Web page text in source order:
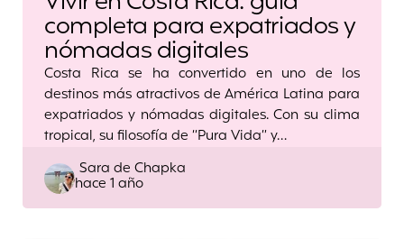
completa para expatriados y
nómadas digitales
Costa Rica se ha convertido en uno de los
destinos más atractivos de América Latina para
expatriados y nómadas digitales. Con su clima
tropical, su filosofía de “Pura Vida” y…
Posted
by
Sara de Chapka
hace 1 año